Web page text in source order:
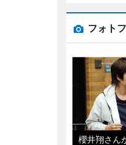
フォト
櫻井翔さん